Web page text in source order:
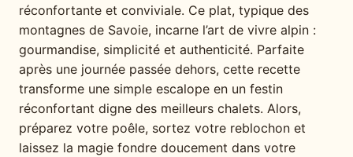
réconfortante et conviviale. Ce plat, typique des
montagnes de Savoie, incarne l’art de vivre alpin :
gourmandise, simplicité et authenticité. Parfaite
après une journée passée dehors, cette recette
transforme une simple escalope en un festin
réconfortant digne des meilleurs chalets. Alors,
préparez votre poêle, sortez votre reblochon et
laissez la magie fondre doucement dans votre